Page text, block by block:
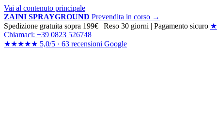
Vai al contenuto principale
ZAINI SPRAYGROUND Prevendita in corso →
Spedizione gratuita sopra 199€ | Reso 30 giorni | Pagamento sicuro
Chiamaci: +39 0823 526748
★★★★★ 5,0/5 · 63 recensioni Google